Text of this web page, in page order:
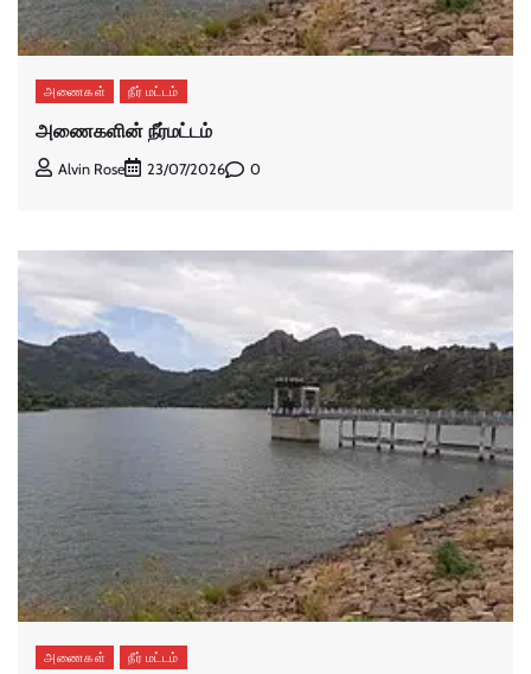
அணைகள் நீர் மட்டம்
அணைகளின் நீர்மட்டம்
Alvin Rose 23/07/2026 0
அணைகள் நீர் மட்டம்